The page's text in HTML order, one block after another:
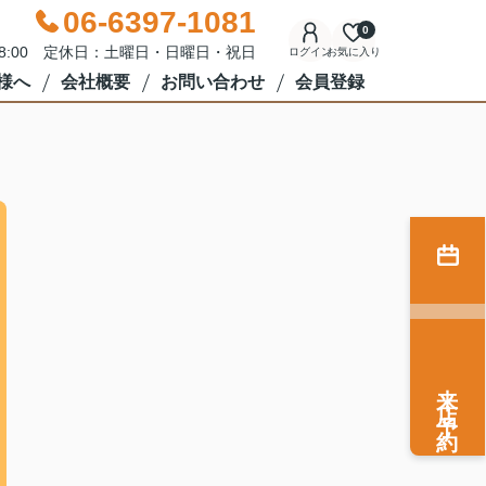
06-6397-1081
定休日：土曜日・日曜日・祝日 ログインお気に入り
0
へ 会社概要 お問い合わせ 会員登録
来店予約